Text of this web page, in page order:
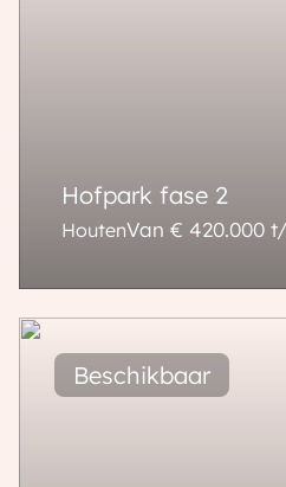
Hofpark fase 2
HoutenVan € 420.000
88 - 88 m² 86 - 93 m²